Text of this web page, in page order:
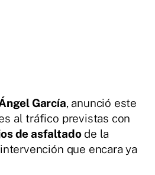
García, anunció este
al tráfico previstas con
de asfaltadode la
que encara ya